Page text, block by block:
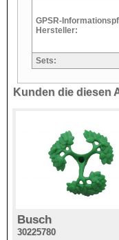
GPSR-
Hersteller:
Sets:
Kunden die diesen
Busch
30225780